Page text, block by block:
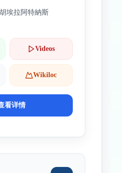
埃拉阿特納斯
Videos
Wikiloc
看详情